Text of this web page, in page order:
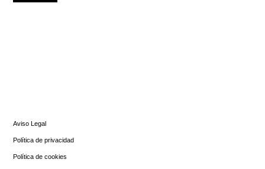
Aviso Legal
Política de privacidad
Política de cookies